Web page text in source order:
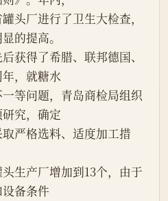
头厂进行了卫生大检查，
的提高。
获得了希腊、联邦德国、
，就糖水
等问题，青岛商检局组织
究，确定
严格选料、适度加工措
备条件